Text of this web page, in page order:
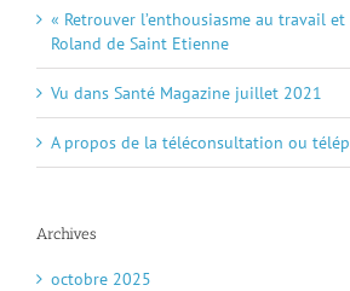
« Retrouver l’enthousiasme au travail
Roland de Saint Etienne
Vu dans Santé Magazine juillet 2021
A propos de la téléconsultation ou
Archives
octobre 2025